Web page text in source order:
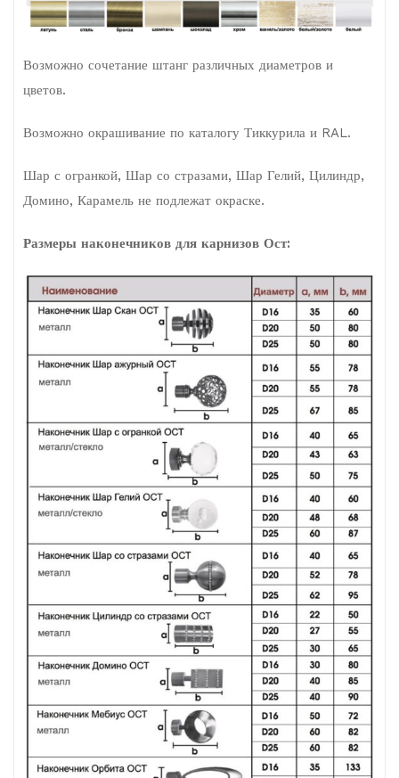
Возможно сочетание штанг различных диаметров и
цветов.
Возможно окрашивание по каталогу Тиккурила и RAL.
Шар с огранкой, Шар со стразами, Шар Гелий, Цилиндр,
Домино, Карамель не подлежат окраске.
Размеры наконечников для карнизов Ост: